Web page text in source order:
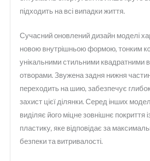
підходить на всі випадки життя.
Сучасний оновлений дизайн моделі
новою внутрішньою формою, тонким
унікальними стильними квадратними
отворами. Звужена задня нижня
переходить на шию, забезпечує
захист цієї ділянки. Серед інших
виділяє його міцне зовнішнє покриття
пластику, яке відповідає за
безпеки та витривалості.